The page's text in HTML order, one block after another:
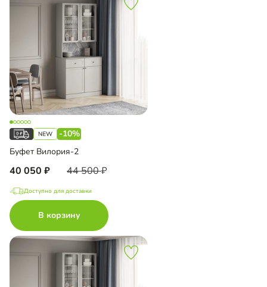
-10%
Буфет Вилория-2
40 050 44 500
Доступно для доставки
В корзину